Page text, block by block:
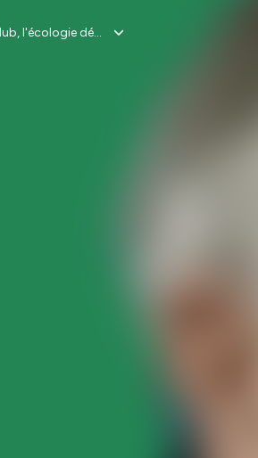
Greenletter Club, l'écologie décortiquée